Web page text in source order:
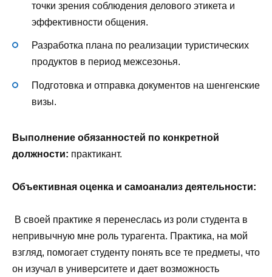
точки зрения соблюдения делового этикета и
эффективности общения.
Разработка плана по реализации туристических
продуктов в период межсезонья.
Подготовка и отправка документов на шенгенские
визы.
Выполнение обязанностей по конкретной
должности: практикант.
Объективная оценка и самоанализ деятельности:
В своей практике я перенеслась из роли студента в
непривычную мне роль турагента. Практика, на мой
взгляд, помогает студенту понять все те предметы, что
он изучал в университете и дает возможность